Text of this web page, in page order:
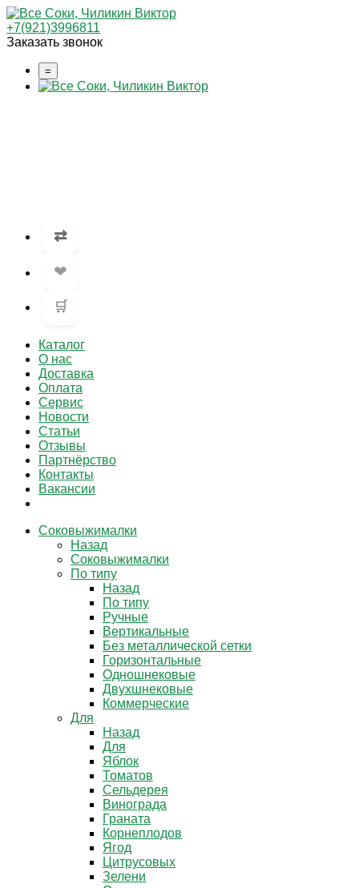
+7(921)3996811
Заказать звонок
=
⇄
❤
🛒
Каталог
О нас
Доставка
Оплата
Сервис
Новости
Статьи
Отзывы
Партнёрство
Контакты
Вакансии
Соковыжималки
Назад
Соковыжималки
По типу
Назад
По типу
Ручные
Вертикальные
Без металлической сетки
Горизонтальные
Одношнековые
Двухшнековые
Коммерческие
Для
Назад
Для
Яблок
Томатов
Cельдерея
Винограда
Граната
Корнеплодов
Ягод
Цитрусовых
Зелени